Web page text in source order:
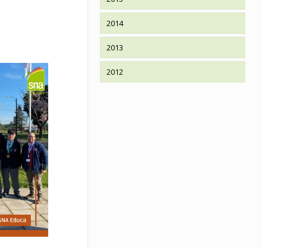
2014
2013
2012